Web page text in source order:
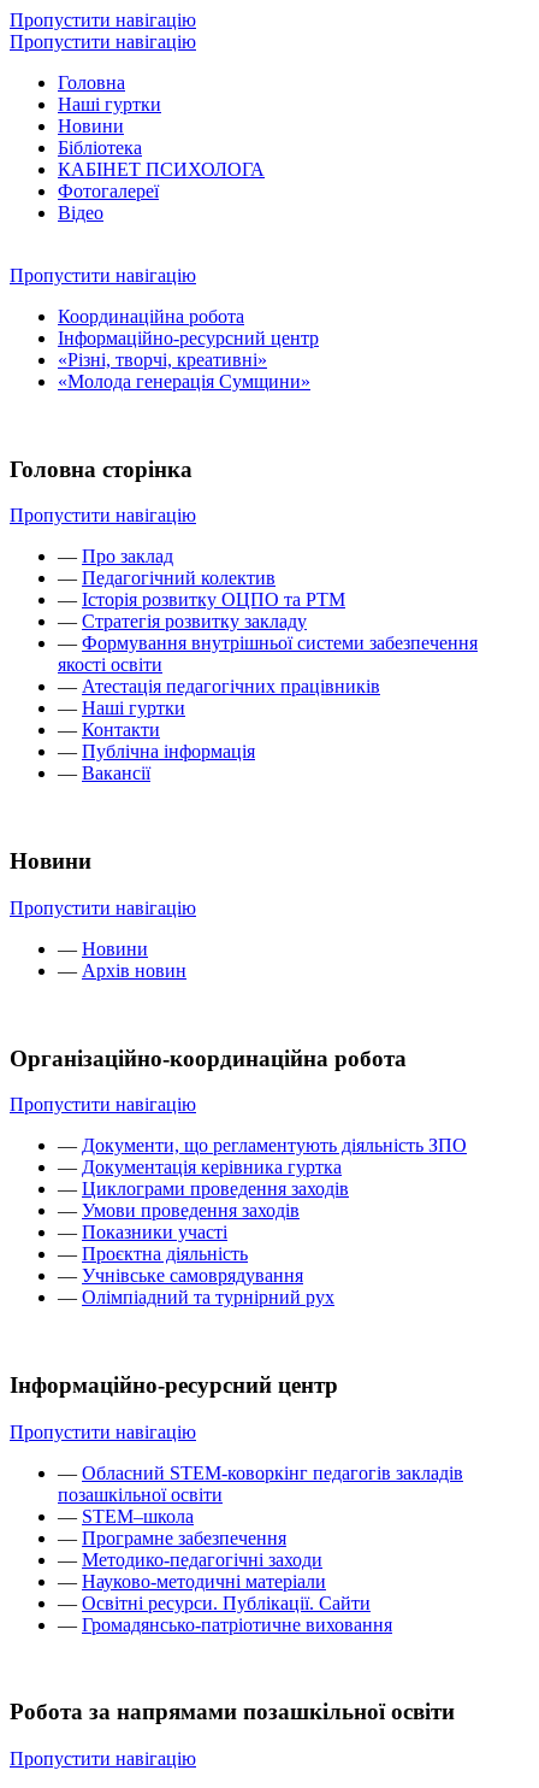
Пропустити навігацію
Пропустити навігацію
Головна
Наші гуртки
Новини
Бібліотека
КАБІНЕТ ПСИХОЛОГА
Фотогалереї
Відео
Пропустити навігацію
Координаційна робота
Інформаційно-ресурсний центр
«Різні, творчі, креативні»
«Молода генерація Сумщини»
Головна сторінка
Пропустити навігацію
— Про заклад
— Педагогічний колектив
— Історія розвитку ОЦПО та РТМ
— Стратегія розвитку закладу
— Формування внутрішньої системи забезпечення
якості освіти
— Атестація педагогічних працівників
— Наші гуртки
— Контакти
— Публічна інформація
— Вакансії
Новини
Пропустити навігацію
— Новини
— Архів новин
Організаційно-координаційна робота
Пропустити навігацію
— Документи, що регламентують діяльність ЗПО
— Документація керівника гуртка
— Циклограми проведення заходів
— Умови проведення заходів
— Показники участі
— Проєктна діяльність
— Учнівське самоврядування
— Олімпіадний та турнірний рух
Інформаційно-ресурсний центр
Пропустити навігацію
— Обласний STEM-коворкінг педагогів закладів
позашкільної освіти
— STEM–школа
— Програмне забезпечення
— Методико-педагогічні заходи
— Науково-методичні матеріали
— Освітні ресурси. Публікації. Сайти
— Громадянсько-патріотичне виховання
Робота за напрямами позашкільної освіти
Пропустити навігацію